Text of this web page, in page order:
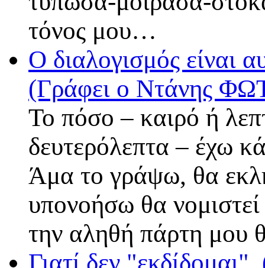
τόνος μου…
Ο διαλογισμός είναι
(Γράφει ο Ντάνης
Το πόσο – καιρό ή
δευτερόλεπτα – έχω
Άμα το γράψω, θα
υπονοήσω θα
την αληθή πάρτη
Γιατί δεν